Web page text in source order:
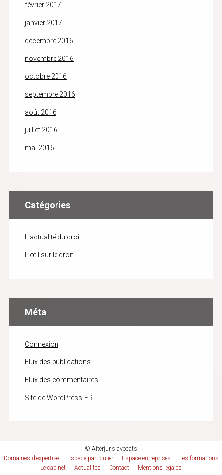
février 2017
janvier 2017
décembre 2016
novembre 2016
octobre 2016
septembre 2016
août 2016
juillet 2016
mai 2016
Catégories
L'actualité du droit
L'œil sur le droit
Méta
Connexion
Flux des publications
Flux des commentaires
Site de WordPress-FR
© Alterjuris avocats
Domaines d’expertise
Espace particulier Espace entreprises
Les formations
Le cabinet
Actualités Contact Mentions légales